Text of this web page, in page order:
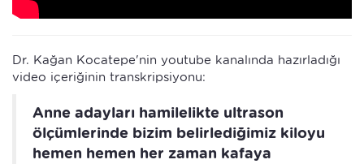
Dr. Kağan Kocatepe'nin youtube kanalında hazırladığı
video içeriğinin transkripsiyonu:
Anne adayları hamilelikte ultrason
ölçümlerinde bizim belirlediğimiz kiloyu
hemen hemen her zaman kafaya